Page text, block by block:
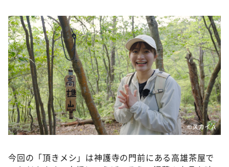
©スカイＡ
今回の「頂きメシ」は神護寺の門前にある高雄茶屋で